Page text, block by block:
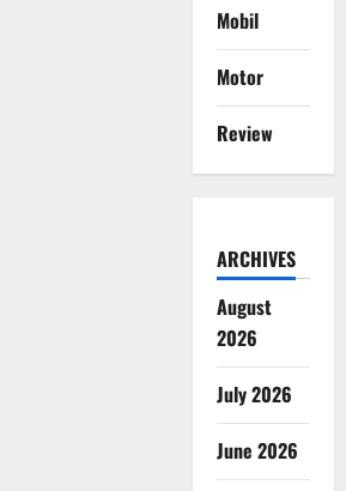
Mobil
Motor
Review
ARCHIVES
August
2026
July 2026
June 2026